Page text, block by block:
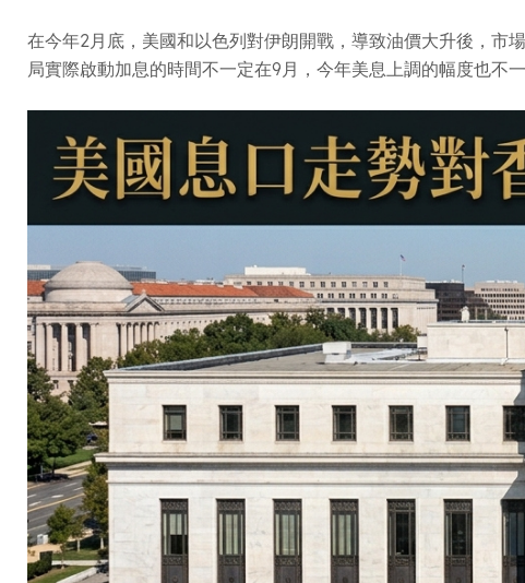
在今年2月底，美國和以色列對伊朗開戰，導致油價大升後，市
局實際啟動加息的時間不一定在9月，今年美息上調的幅度也不